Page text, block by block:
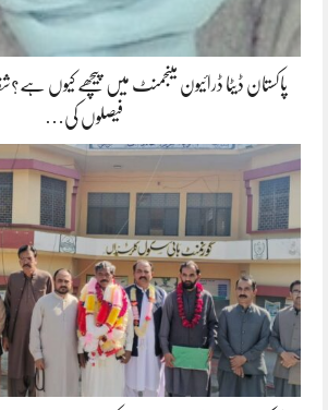
پاکستان ڈیٹا ڈرائیون مینجمنٹ میں پیچھے کیوں
فیصلوں کی…